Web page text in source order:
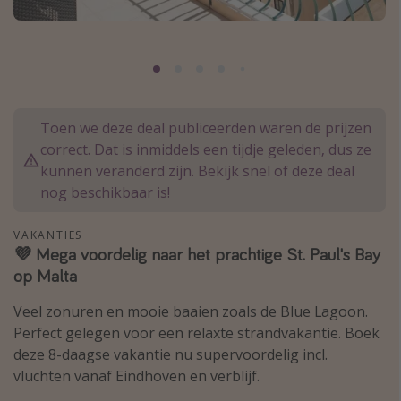
Thailand
Egypte
Bali
Overzicht
Weekendje weg
Autoverhuur
Vroegboeker
Groepsreizen
Toen we deze deal publiceerden waren de prijzen
correct. Dat is inmiddels een tijdje geleden, dus ze
kunnen veranderd zijn. Bekijk snel of deze deal
nog beschikbaar is!
VAKANTIES
💜 Mega voordelig naar het prachtige St. Paul's Bay
op Malta
Veel zonuren en mooie baaien zoals de Blue Lagoon.
Perfect gelegen voor een relaxte strandvakantie. Boek
deze 8-daagse vakantie nu supervoordelig incl.
vluchten vanaf Eindhoven en verblijf.